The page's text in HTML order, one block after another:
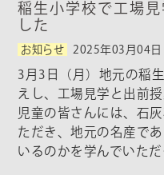
稲生小学校で工場
した
お知らせ 2025年03月04日
3月3日（月）地元の稲
えし、工場見学と出前
児童の皆さんには、石
ただき、地元の名産で
いるのかを学んでいた